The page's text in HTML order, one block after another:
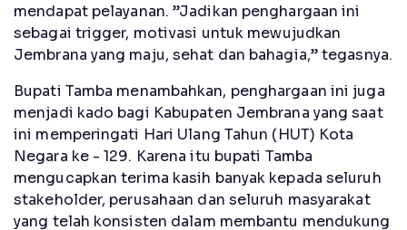
mendapat pelayanan. ”Jadikan penghargaan ini
sebagai trigger, motivasi untuk mewujudkan
Jembrana yang maju, sehat dan bahagia,” tegasnya.
Bupati Tamba menambahkan, penghargaan ini juga
menjadi kado bagi Kabupaten Jembrana yang saat
ini memperingati Hari Ulang Tahun (HUT) Kota
Negara ke - 129. Karena itu bupati Tamba
mengucapkan terima kasih banyak kepada seluruh
stakeholder, perusahaan dan seluruh masyarakat
yang telah konsisten dalam membantu mendukung